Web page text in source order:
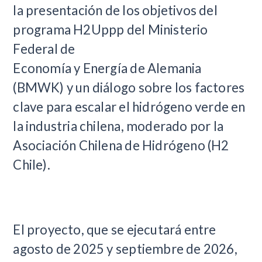
la presentación de los objetivos del
programa H2Uppp del Ministerio
Federal de
Economía y Energía de Alemania
(BMWK) y un diálogo sobre los factores
clave para escalar el hidrógeno verde en
la industria chilena, moderado por la
Asociación Chilena de Hidrógeno (H2
Chile).
El proyecto, que se ejecutará entre
agosto de 2025 y septiembre de 2026,